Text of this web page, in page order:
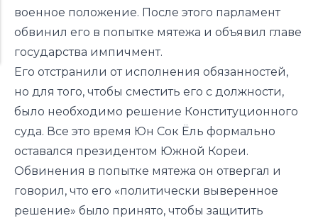
военное положение. После этого парламент
обвинил его в попытке мятежа и объявил главе
государства импичмент.
Его отстранили от исполнения обязанностей,
но для того, чтобы сместить его с должности,
было необходимо решение Конституционного
суда. Все это время Юн Сок Ёль формально
оставался президентом Южной Кореи.
Обвинения в попытке мятежа он отвергал и
говорил, что его «политически выверенное
решение» было принято, чтобы защитить